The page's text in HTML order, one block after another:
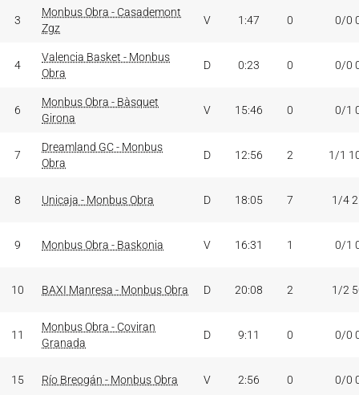
3
Monbus Obra - Casademont
Zgz
V 1:47 0 0/0
4
Valencia Basket - Monbus
Obra
D 0:23 0 0/0
6
Monbus Obra - Bàsquet
Girona
V 15:46 0 0/1
7
Dreamland GC - Monbus
Obra
D 12:56 2 1/1
8 Unicaja - Monbus Obra D 18:05 7 1/4
9 Monbus Obra - Baskonia V 16:31 1 0/1
10 BAXI Manresa - Monbus Obra D 20:08 2 1/2
11
Monbus Obra - Coviran
Granada
D 9:11 0 0/0
15 Río Breogán - Monbus Obra V 2:56 0 0/0